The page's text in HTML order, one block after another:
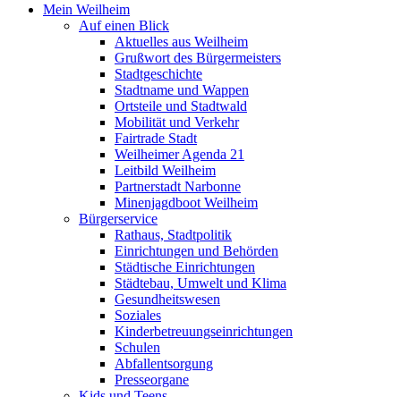
Mein Weilheim
Auf einen Blick
Aktuelles aus Weilheim
Grußwort des Bürgermeisters
Stadtgeschichte
Stadtname und Wappen
Ortsteile und Stadtwald
Mobilität und Verkehr
Fairtrade Stadt
Weilheimer Agenda 21
Leitbild Weilheim
Partnerstadt Narbonne
Minenjagdboot Weilheim
Bürgerservice
Rathaus, Stadtpolitik
Einrichtungen und Behörden
Städtische Einrichtungen
Städtebau, Umwelt und Klima
Gesundheitswesen
Soziales
Kinderbetreuungseinrichtungen
Schulen
Abfallentsorgung
Presseorgane